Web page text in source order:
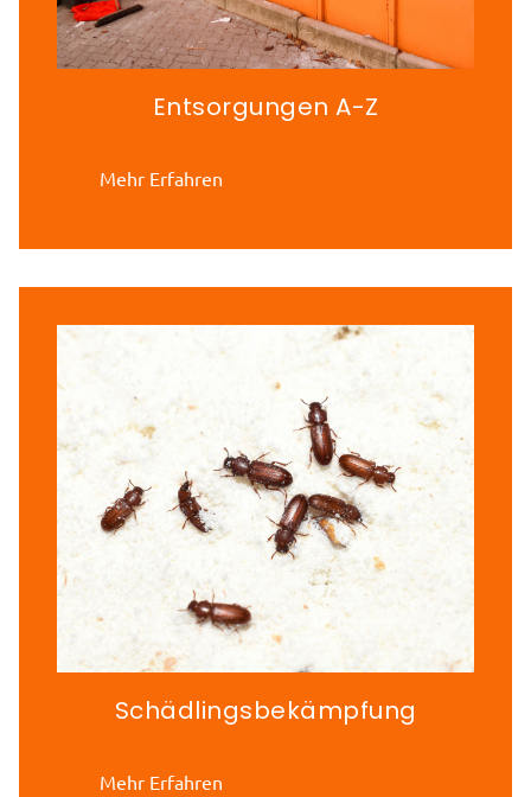
Entsorgungen A-Z
Mehr Erfahren
Schädlingsbekämpfung
Mehr Erfahren